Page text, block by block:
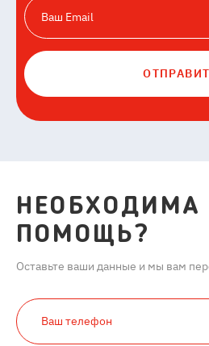
НЕОБХОДИМА
ПОМОЩЬ?
Оставьте ваши данные и мы вам